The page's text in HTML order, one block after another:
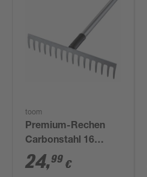
toom
Premium-Rechen
Carbonstahl 16
Zinken 155 cm
24,99 €